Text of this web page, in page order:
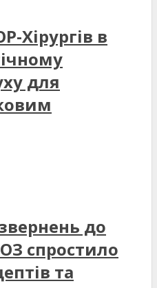
Хірургів в
для
до
спростило
та